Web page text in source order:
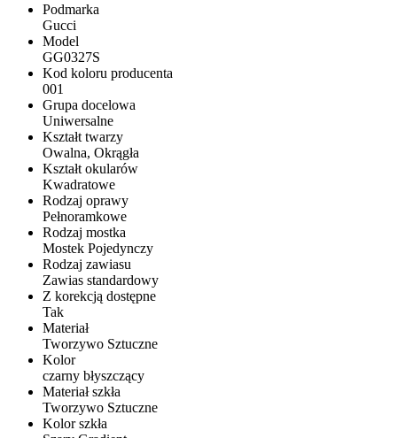
Podmarka
Gucci
Model
GG0327S
Kod koloru producenta
001
Grupa docelowa
Uniwersalne
Kształt twarzy
Owalna, Okrągła
Kształt okularów
Kwadratowe
Rodzaj oprawy
Pełnoramkowe
Rodzaj mostka
Mostek Pojedynczy
Rodzaj zawiasu
Zawias standardowy
Z korekcją dostępne
Tak
Materiał
Tworzywo Sztuczne
Kolor
czarny błyszczący
Materiał szkła
Tworzywo Sztuczne
Kolor szkła